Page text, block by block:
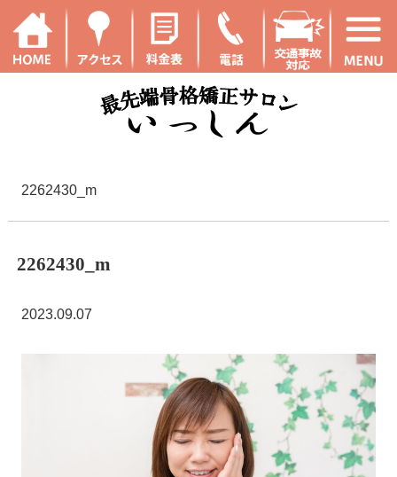
2262430_m
2262430_m
2023.09.07